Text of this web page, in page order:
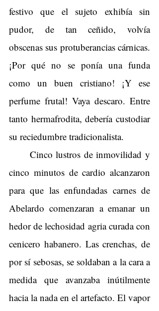
festivo que el sujeto exhibía sin
pudor, de tan ceñido, volvía
obscenas sus protuberancias cárnicas.
¡Por qué no se ponía una funda
como un buen cristiano! ¡Y ese
perfume frutal! Vaya descaro. Entre
tanto hermafrodita, debería custodiar
su reciedumbre tradicionalista.
Cinco lustros de inmovilidad y
cinco minutos de cardio alcanzaron
para que las enfundadas carnes de
Abelardo comenzaran a emanar un
hedor de lechosidad agria curada con
cenicero habanero. Las crenchas, de
por sí sebosas, se soldaban a la cara a
medida que avanzaba inútilmente
hacia la nada en el artefacto. El vapor